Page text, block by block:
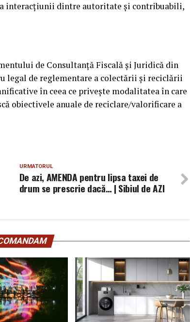
interacţiunii dintre autoritate şi contribuabili,
de Consultanţă Fiscală şi Juridică din
legal de reglementare a colectării şi reciclării
în ceea ce priveşte modalitatea în care
obiectivele anuale de reciclare/valorificare a
URMATORUL
De azi, AMENDA pentru lipsa taxei de
drum se prescrie dacă… | Sibiul de AZI